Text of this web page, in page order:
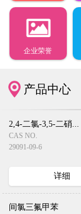
企业荣誉
产品中心
2,4-二氯-3,5-二硝...
CAS NO.
29091-09-6
详细
间氯三氟甲苯